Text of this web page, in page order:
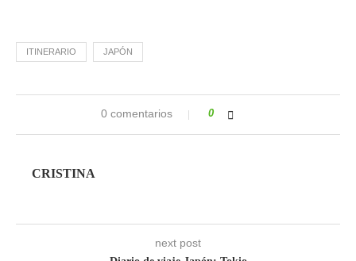
ITINERARIO JAPÓN
0 comentarios 0
CRISTINA
next post